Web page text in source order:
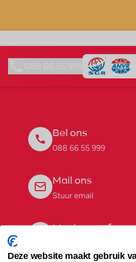
Bel ons
088 66 55 999
Mail ons
Stuur email
Maak een
Deze website maakt gebruik